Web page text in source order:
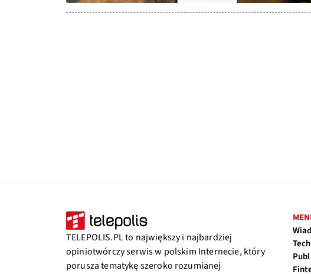
TELEPOLIS.PL to największy i najbardziej
opiniotwórczy serwis w polskim Internecie, który
porusza tematykę szeroko rozumianej
Tech